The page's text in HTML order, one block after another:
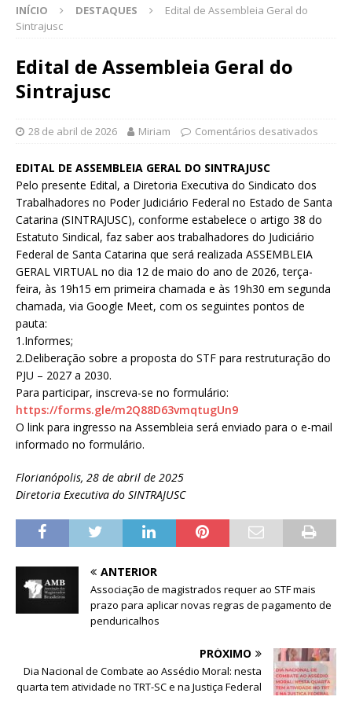
INÍCIO DESTAQUES
Edital de Assembleia Geral do
Sintrajusc
Edital de Assembleia Geral do
Sintrajusc
28 de abril de 2026 Miriam Comentários desativados
EDITAL DE ASSEMBLEIA GERAL DO SINTRAJUSC
Pelo presente Edital, a Diretoria Executiva do Sindicato dos
Trabalhadores no Poder Judiciário Federal no Estado de Santa
Catarina (SINTRAJUSC), conforme estabelece o artigo 38 do
Estatuto Sindical, faz saber aos trabalhadores do Judiciário
Federal de Santa Catarina que será realizada ASSEMBLEIA
GERAL VIRTUAL no dia 12 de maio do ano de 2026, terça-
feira, às 19h15 em primeira chamada e às 19h30 em segunda
chamada, via Google Meet, com os seguintes pontos de
pauta:
1.Informes;
2.Deliberação sobre a proposta do STF para restruturação do
PJU – 2027 a 2030.
Para participar, inscreva-se no formulário:
https://forms.gle/m2Q88D63vmqtugUn9
O link para ingresso na Assembleia será enviado para o e-mail
informado no formulário.
Florianópolis, 28 de abril de 2025
Diretoria Executiva do SINTRAJUSC
ANTERIOR
Associação de magistrados requer ao STF mais
prazo para aplicar novas regras de pagamento de
penduricalhos
PRÓXIMO
Dia Nacional de Combate ao Assédio Moral: nesta
quarta tem atividade no TRT-SC e na Justiça Federal